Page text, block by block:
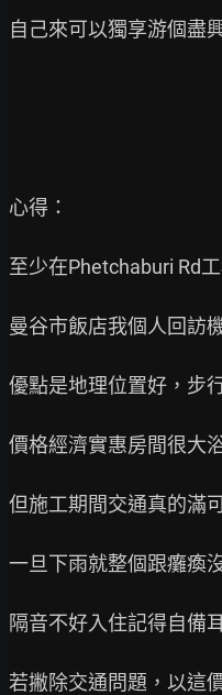
自己來可以獨享游個盡
心得：
至少在Phetchaburi Rd
曼谷市飯店我個人回訪
優點是地理位置好，步
價格經濟實惠房間很大
但施工期間交通真的滿
一旦下雨就整個跟癱瘓
隔音不好入住記得自備
若撇除交通問題，以這